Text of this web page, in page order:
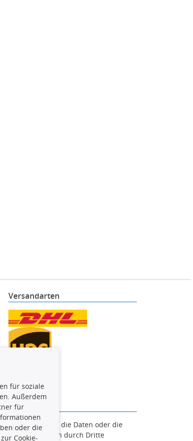
Versandarten
zu unterlassen, die Daten oder die
diese Handlungen durch Dritte
für soziale
Außerdem
für
oder die
Cookie-